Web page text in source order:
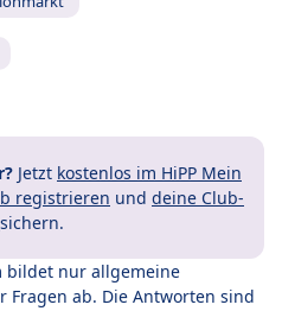
Jetzt kostenlos im HiPP Mein
registrieren und deine Club-
sichern.
bildet nur allgemeine
ab. Die Antworten sind